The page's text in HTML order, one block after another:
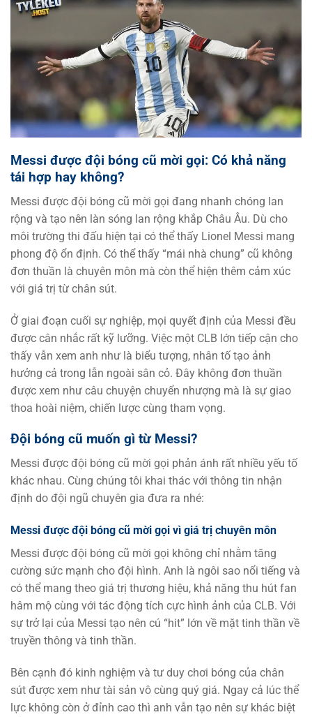
Messi được đội bóng cũ mời gọi: Có khả năng
tái hợp hay không?
Messi được đội bóng cũ mời gọi đang nhanh chóng lan
rộng và tạo nên làn sóng lan rộng khắp Châu Âu. Dù cho
môi trường thi đấu hiện tại có thể thấy Lionel Messi mang
phong độ ổn định. Có thể thấy “mái nhà chung” cũ không
đơn thuần là chuyên môn mà còn thể hiện thêm cảm xúc
với giá trị từ chân sút.
Ở giai đoạn cuối sự nghiệp, mọi quyết định của Messi đều
được cân nhắc rất kỹ lưỡng. Việc một CLB lớn tiếp cận cho
thấy vẫn xem anh như là biểu tượng, nhân tố tạo ảnh
hưởng cả trong lẫn ngoài sân cỏ. Đây không đơn thuần
được xem như câu chuyện chuyển nhượng mà là sự giao
thoa hoài niệm, chiến lược cùng tham vọng.
Đội bóng cũ muốn gì từ Messi?
Messi được đội bóng cũ mời gọi phản ánh rất nhiều yếu tố
khác nhau. Cùng chúng tôi khai thác với thông tin nhận
định do đội ngũ chuyên gia đưa ra nhé:
Messi được đội bóng cũ mời gọi vì giá trị chuyên môn
Messi được đội bóng cũ mời gọi không chỉ nhằm tăng
cường sức mạnh cho đội hình. Anh là ngôi sao nổi tiếng và
có thể mang theo giá trị thương hiệu, khả năng thu hút fan
hâm mộ cùng với tác động tích cực hình ảnh của CLB. Với
sự trở lại của Messi tạo nên cú “hit” lớn về mặt tinh thần về
truyền thông và tinh thần.
Bên cạnh đó kinh nghiệm và tư duy chơi bóng của chân
sút được xem như tài sản vô cùng quý giá. Ngay cả lúc thể
lực không còn ở đỉnh cao thì anh vẫn tạo nên sự khác biệt